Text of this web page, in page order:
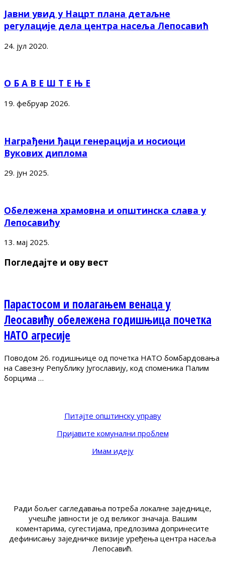
Јавни увид у Нацрт плана детаљне
регулације дела центра насеља Лепосавић
24. јул 2020.
О Б А В Е Ш Т Е Њ Е
19. фебруар 2026.
Награђени ђаци генерација и носиоци
Вукових диплома
29. јун 2025.
Обележена храмовна и општинска слава у
Лепосавићу
13. мај 2025.
Погледајте и ову вест
Парастосом и полагањем венаца у
Леосавићу обележена годишњица почетка
НАТО агресије
Поводом 26. годишњице од почетка НАТО бомбардовања
на Савезну Републику Југославију, код споменика Палим
борцима …
Питајте општинску управу
Пријавите комунални проблем
Имам идеју
Ради бољег сагледавања потреба локалне заједнице,
учешће јавности је од великог значаја. Вашим
коментарима, сугестијама, предлозима допринесите
дефинисању заједничке визије уређења центра насеља
Лепосавић.